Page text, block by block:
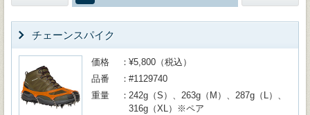
チェーンスパイク
価格
¥5,800（税込）
品番
#1129740
重量
242g（S）、263g（M）、287g（L）、
316g（XL）※ペア